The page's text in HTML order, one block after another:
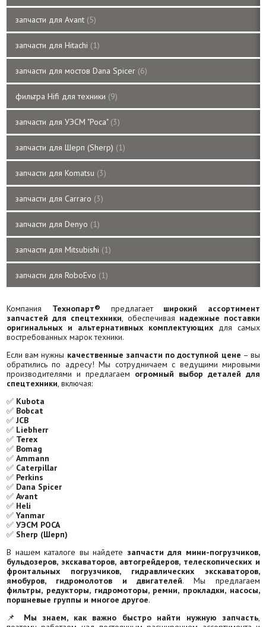
запчасти для Avant 5
запчасти для Hitachi 1
запчасти для мостов Dana Spicer 6
фильтра Hifi для техники 9
запчасти для УЭСМ "Роса" 3
запчасти для Шерп (Sherp) 1
запчасти для Komatsu 3
запчасти для Carraro 3
запчасти для Denyo 1
запчасти для Mitsubishi 1
запчасти для RoboEvo 1
Компания Технопарт® предлагает широкий ассортимент
запчастей для спецтехники , обеспечивая надежные поставки
оригинальных и альтернативных комплектующих для самых
востребованных марок техники.
Если вам нужны качественные запчасти по доступной цене – вы
обратились по адресу! Мы сотрудничаем с ведущими мировыми
производителями и предлагаем огромный выбор деталей для
спецтехники , включая:
✅ Kubota
✅ Bobcat
✅ JCB
✅ Liebherr
✅ Terex
✅ Bomag
✅ Ammann
✅ Caterpillar
✅ Perkins
✅ Dana Spicer
✅ Avant
✅ Heli
✅ Yanmar
✅ УЭСМ РОСА
✅ Sherp (Шерп)
В нашем каталоге вы найдете запчасти для мини-погрузчиков,
бульдозеров, экскаваторов, автогрейдеров, телескопических и
фронтальных погрузчиков, гидравлических экскаваторов,
ямобуров, гидромолотов и двигателей. Мы предлагаем
фильтры, редукторы, гидромоторы, ремни, прокладки, насосы,
поршневые группы и многое другое.
📌 Мы знаем, как важно быстро найти нужную запчасть